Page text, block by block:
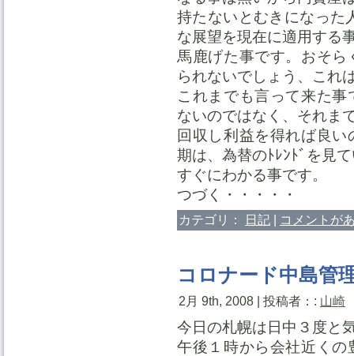
持たないとむきになった
な展望を現在に適用する
馬鹿げた事です。おそ
られないでしょう、これ
これまでも言って来た
ないのではなく、それま
回収し利益を得れば良
期は、為替のﾄﾚﾝﾄﾞを見
すぐにわかる事です。
つづく・・・・・
カテゴリ： 日記 | コメントが
コロナード中島管
2月 9th, 2008 | 投稿者：: 山崎
今日の札幌は日中３度と
午後１時から会社近く